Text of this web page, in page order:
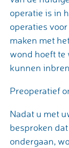
operatie is in
operaties
maken met
wond hoeft te
kunnen
Preoperatief
Nadat u met
besproken
ondergaan,